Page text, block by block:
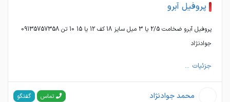
پروفیل آبرو
پروفیل آبرو ضخامت 2/5 یا 3 میل سایز 18 کف 12 یا 15 10 تن 09135757358
جوادنژاد
جزئیات ...
محمد جوادنژاد تماس گفتگو